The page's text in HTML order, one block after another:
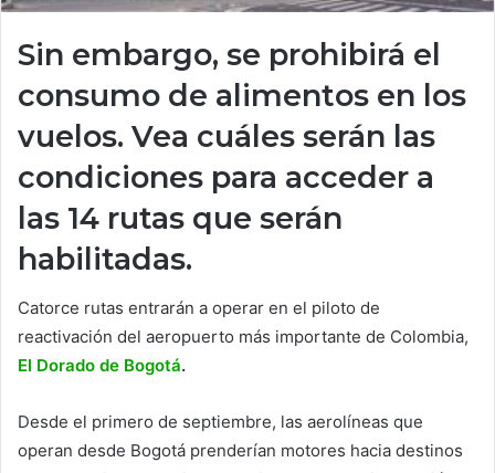
Sin embargo, se prohibirá el
consumo de alimentos en los
vuelos. Vea cuáles serán las
condiciones para acceder a
las 14 rutas que serán
habilitadas.
Catorce rutas entrarán a operar en el piloto de
reactivación del aeropuerto más importante de Colombia,
El Dorado de Bogotá.
Desde el primero de septiembre, las aerolíneas que
operan desde Bogotá prenderían motores hacia destinos